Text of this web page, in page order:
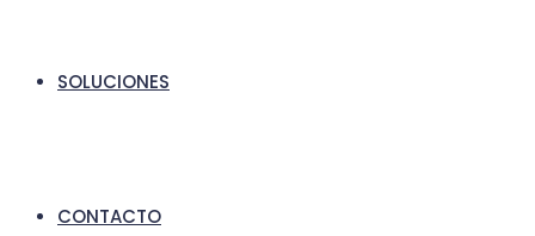
SOLUCIONES
CONTACTO